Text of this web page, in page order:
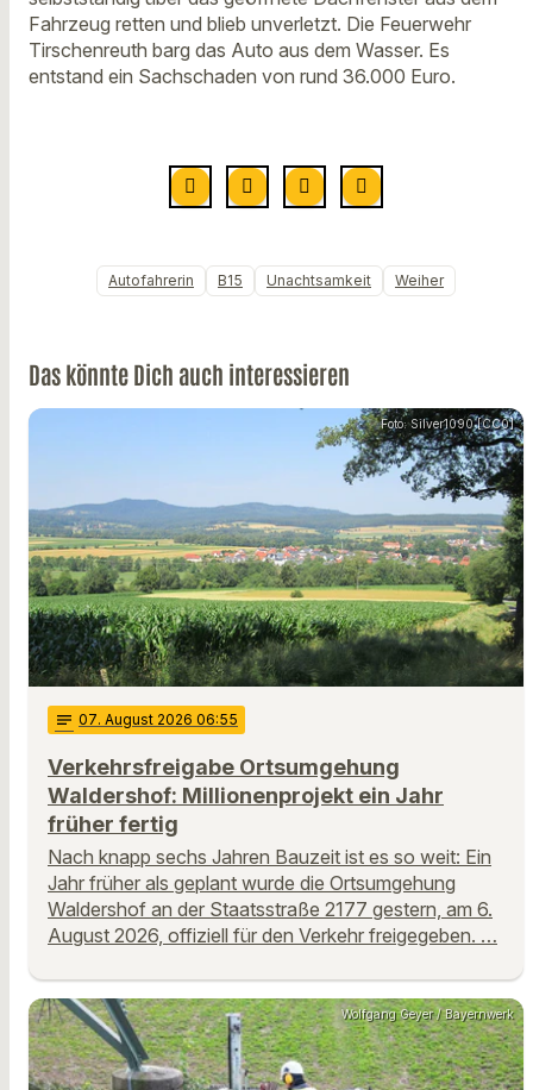
Fahrzeug retten und blieb unverletzt. Die Feuerwehr
Tirschenreuth barg das Auto aus dem Wasser. Es
entstand ein Sachschaden von rund 36.000 Euro.
Autofahrerin B15 Unachtsamkeit Weiher
Das könnte Dich auch interessieren
Foto: Silver1090 [CC0]
notes 07. August 2026 06:55
Verkehrsfreigabe Ortsumgehung
Waldershof: Millionenprojekt ein Jahr
früher fertig
Nach knapp sechs Jahren Bauzeit ist es so weit: Ein
Jahr früher als geplant wurde die Ortsumgehung
Waldershof an der Staatsstraße 2177 gestern, am 6.
August 2026, offiziell für den Verkehr freigegeben. …
Wolfgang Geyer / Bayernwerk